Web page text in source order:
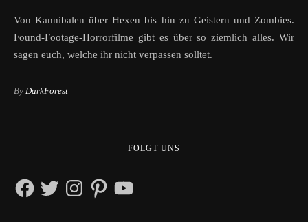
Von Kannibalen über Hexen bis hin zu Geistern und Zombies.
Found-Footage-Horrorfilme gibt es über so ziemlich alles. Wir
sagen euch, welche ihr nicht verpassen solltet.
By DarkForest
FOLGT UNS
FacebookTwitterInstagramPinterestYouTube